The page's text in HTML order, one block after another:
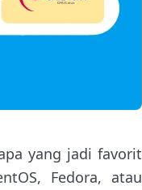
yang jadi favorit
Fedora, atau